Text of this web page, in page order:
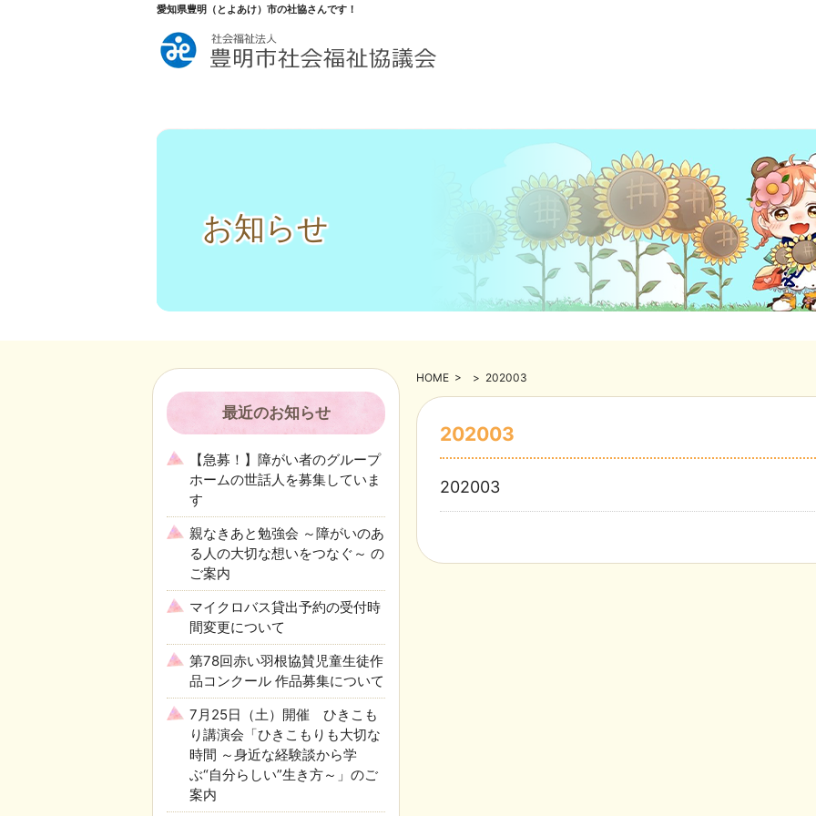
愛知県豊明（とよあけ）市の社協さんです！
お知らせ
HOME > > 202003
202003
202003
最近のお知らせ
【急募！】障がい者のグループ
ホームの世話人を募集していま
す
親なきあと勉強会 ～障がいのあ
る人の大切な想いをつなぐ～ の
ご案内
マイクロバス貸出予約の受付時
間変更について
第78回赤い羽根協賛児童生徒作
品コンクール 作品募集について
7月25日（土）開催 ひきこも
り講演会「ひきこもりも大切な
時間 ～身近な経験談から学
ぶ“自分らしい”生き方～」のご
案内